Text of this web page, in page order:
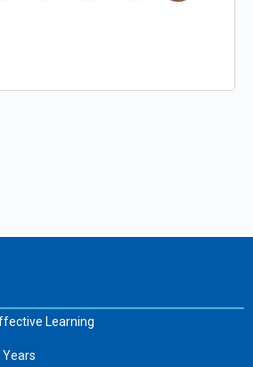
Learning
Years